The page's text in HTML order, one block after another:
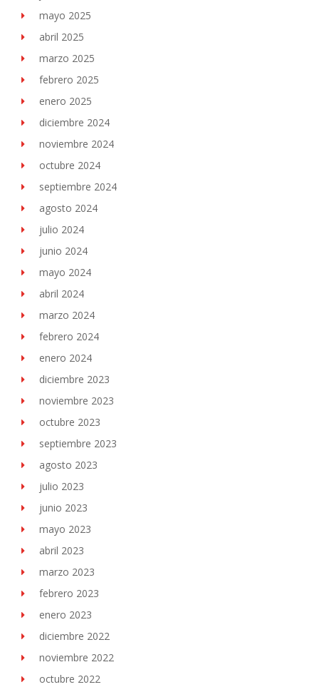
mayo 2025
abril 2025
marzo 2025
febrero 2025
enero 2025
diciembre 2024
noviembre 2024
octubre 2024
septiembre 2024
agosto 2024
julio 2024
junio 2024
mayo 2024
abril 2024
marzo 2024
febrero 2024
enero 2024
diciembre 2023
noviembre 2023
octubre 2023
septiembre 2023
agosto 2023
julio 2023
junio 2023
mayo 2023
abril 2023
marzo 2023
febrero 2023
enero 2023
diciembre 2022
noviembre 2022
octubre 2022